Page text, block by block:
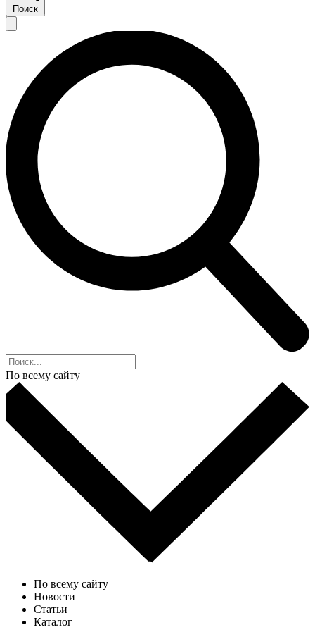
Поиск
По всему сайту
По всему сайту
Новости
Статьи
Каталог